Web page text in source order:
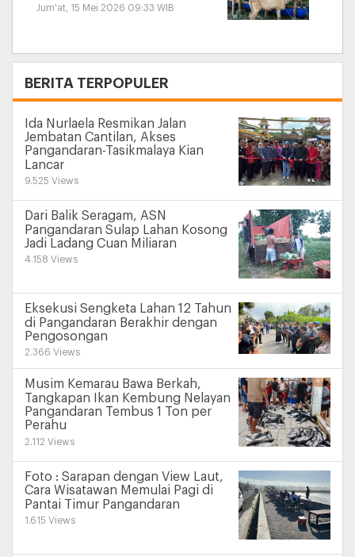
Jum'at, 15 Mei 2026 09:33 WIB
BERITA TERPOPULER
Ida Nurlaela Resmikan Jalan
Jembatan Cantilan, Akses
Pangandaran-Tasikmalaya Kian
Lancar
9.525 Views
Dari Balik Seragam, ASN
Pangandaran Sulap Lahan Kosong
Jadi Ladang Cuan Miliaran
4.158 Views
Eksekusi Sengketa Lahan 12 Tahun
di Pangandaran Berakhir dengan
Pengosongan
2.366 Views
Musim Kemarau Bawa Berkah,
Tangkapan Ikan Kembung Nelayan
Pangandaran Tembus 1 Ton per
Perahu
2.112 Views
Foto : Sarapan dengan View Laut,
Cara Wisatawan Memulai Pagi di
Pantai Timur Pangandaran
1.615 Views